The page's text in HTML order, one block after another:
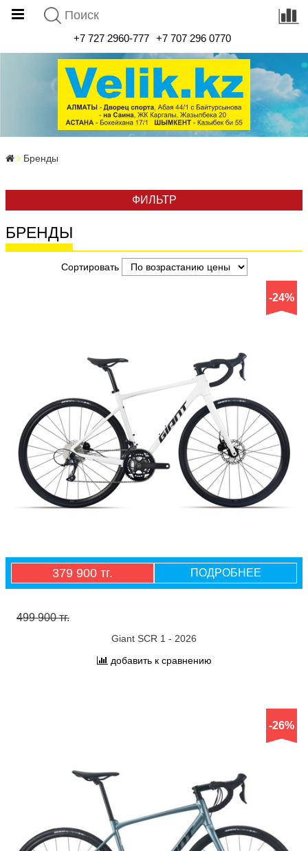
+7 727 2960-777 +7 707 296 0770
Бренды
ФИЛЬТР
БРЕНДЫ
Сортировать
-24%
379 900 тг. ПОДРОБНЕЕ
499 900 тг.
Giant SCR 1 - 2026
добавить к сравнению
-26%